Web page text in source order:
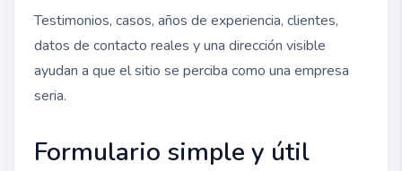
Testimonios, casos, años de experiencia, clientes,
datos de contacto reales y una dirección visible
ayudan a que el sitio se perciba como una empresa
seria.
Formulario simple y útil